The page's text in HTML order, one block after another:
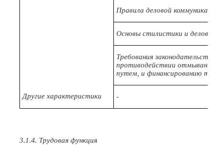
Правила деловой
Основы стилистики и деловой
Требования
противодействии отмыванию
путем, и финансированию
Другие характеристики -
3.1.4. Трудовая функция